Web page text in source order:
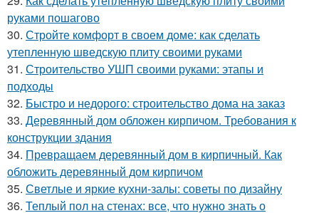
руками пошагово
30. Стройте комфорт в своем доме: как сделать
утепленную шведскую плиту своими руками
31. Строительство УШП своими руками: этапы и
подходы
32. Быстро и недорого: строительство дома на заказ
33. Деревянный дом обложен кирпичом. Требования к
конструкции здания
34. Превращаем деревянный дом в кирпичный. Как
обложить деревянный дом кирпичом
35. Светлые и яркие кухни-залы: советы по дизайну
36. Теплый пол на стенах: все, что нужно знать о